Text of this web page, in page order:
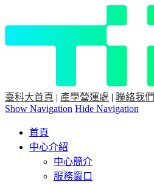
臺科大首頁 | 產學營運處 | 聯絡我們
Show Navigation Hide Navigation
首頁
中心介紹
中心簡介
服務窗口